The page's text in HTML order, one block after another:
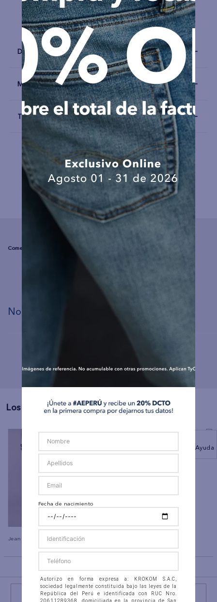
Características
Tela Algodón
Detalles
Materiales y Cuidado
Talla y Fit
Ayuda
COMPLEMENTA TU LOOK
☆
Los Más Vendidos
Jean Slim Straight Ae
Polo sin Cuello Manga Corta
Ae
Fecha de nacimiento
Autorizo en forma expresa a: KROKOM S.A.C,
sociedad legalmente constituida bajo las leyes de la
República del Perú e identificada con RUC Nro.